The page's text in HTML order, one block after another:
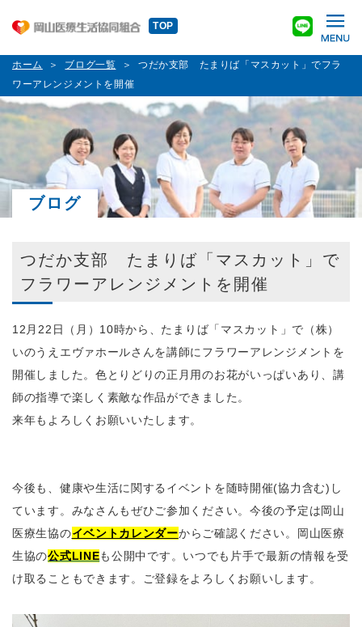
TOP
ホーム ブログ一覧
つだか支部 たまりば「マスカット」でフラ
ワーアレンジメントを開催
ブログ
つだか支部 たまりば「マスカット」で
フラワーアレンジメントを開催
12月22日（月）10時から、たまりば「マスカット」で（株）
いのうえエヴァホールさんを講師にフラワーアレンジメントを
開催しました。色とりどりの正月用のお花がいっぱいあり、講
師の指導で楽しく素敵な作品ができました。
来年もよろしくお願いいたします。
今後も、健康や生活に関するイベントを随時開催(協力含む)し
ています。みなさんもぜひご参加ください。今後の予定は岡山
医療生協のイベントカレンダーからご確認ください。岡山医療
生協の公式LINEも公開中です。いつでも片手で最新の情報を受
け取ることもできます。ご登録をよろしくお願いします。